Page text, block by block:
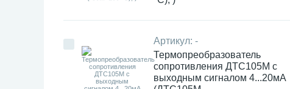
Артикул: -
Термопреобразователь
сопротивления ДТC105М с
выходным сигналом 4...20мА